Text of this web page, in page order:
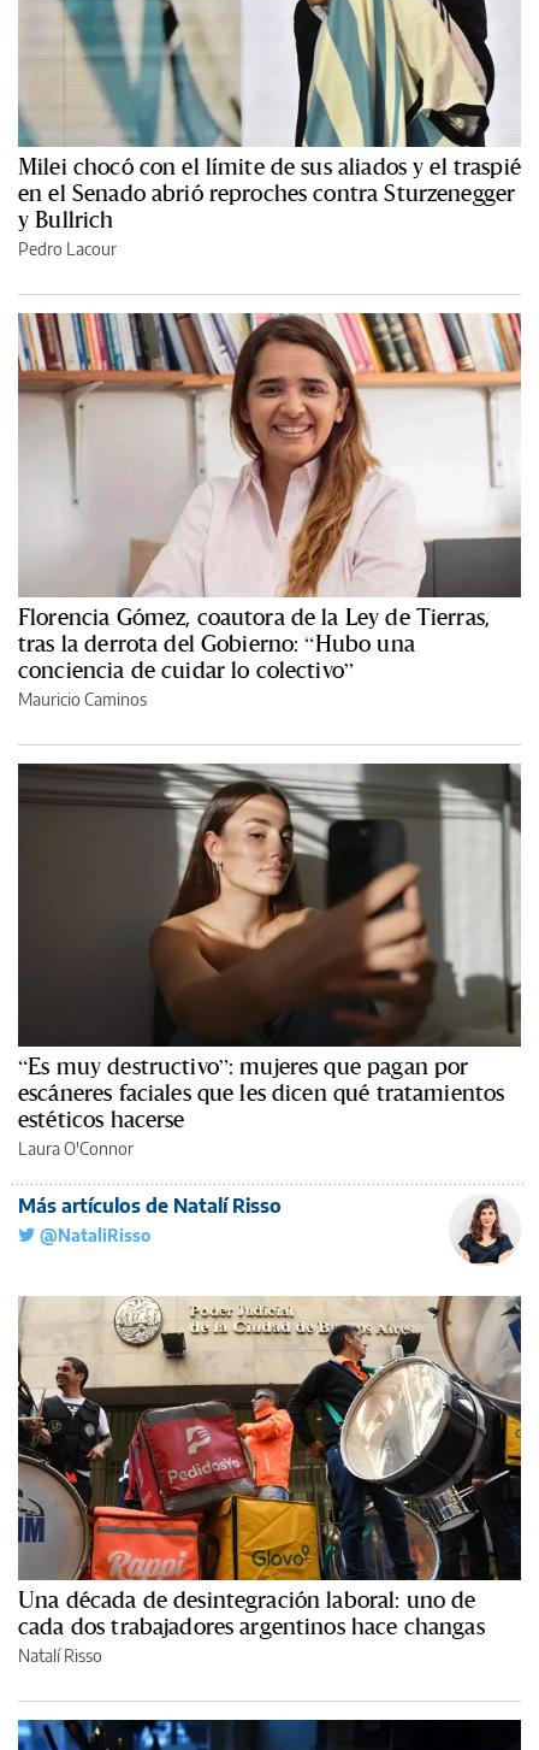
Milei chocó con el límite de sus aliados y el traspié
en el Senado abrió reproches contra Sturzenegger
y Bullrich
Pedro Lacour
Florencia Gómez, coautora de la Ley de Tierras,
tras la derrota del Gobierno: “Hubo una
conciencia de cuidar lo colectivo”
Mauricio Caminos
“Es muy destructivo”: mujeres que pagan por
escáneres faciales que les dicen qué tratamientos
estéticos hacerse
Laura O'Connor
Más artículos de Natalí Risso
@NataliRisso
Una década de desintegración laboral: uno de
cada dos trabajadores argentinos hace changas
Natalí Risso